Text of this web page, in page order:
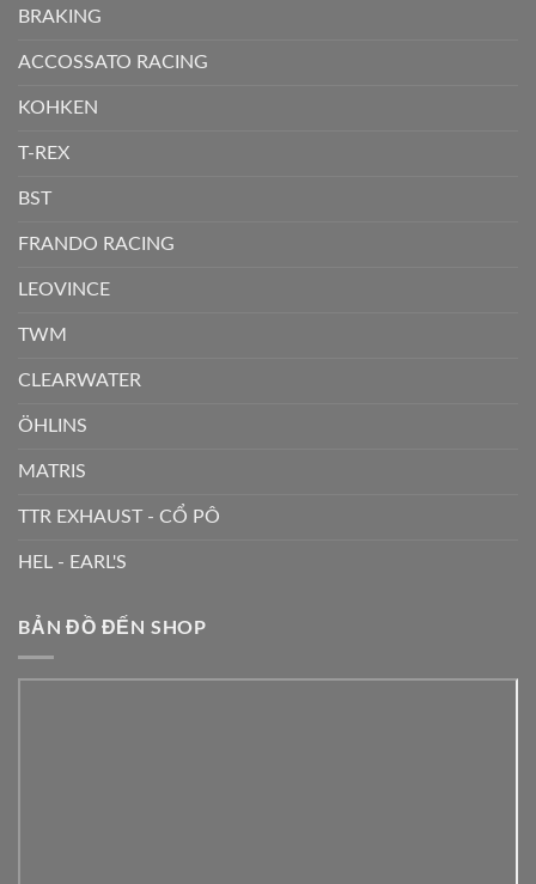
BRAKING
ACCOSSATO RACING
KOHKEN
T-REX
BST
FRANDO RACING
LEOVINCE
TWM
CLEARWATER
ÖHLINS
MATRIS
TTR EXHAUST - CỔ PÔ
HEL - EARL'S
BẢN ĐỒ ĐẾN SHOP